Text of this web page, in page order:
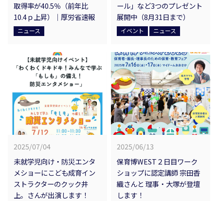
取得率が40.5％（前年比
10.4ｐ上昇）｜厚労省速報
ニュース
ール」など3つのプレゼント
展開中（8月31日まで）
イベント ニュース
2025/07/04
未就学児向け・防災エンタ
メショーにこども成育イン
ストラクターのクック井
上。さんが出演します！
2025/06/13
保育博WEST２日目ワーク
ショップに認定講師 宗田香
織さんと 理事・大塚が登壇
します！